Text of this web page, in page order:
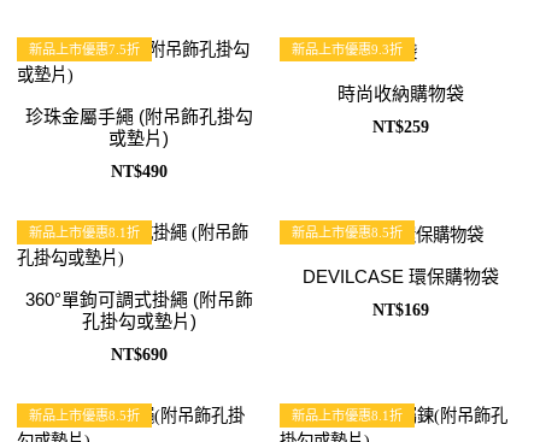
新品上市優惠7.5折
珍珠金屬手繩 (附吊飾孔掛勾
或墊片)
NT$490
新品上市優惠9.3折
時尚收納購物袋
NT$259
新品上市優惠8.1折
360°單鉤可調式掛繩 (附吊飾
孔掛勾或墊片)
NT$690
新品上市優惠8.5折
DEVILCASE 環保購物袋
NT$169
新品上市優惠8.5折 新品上市優惠8.1折